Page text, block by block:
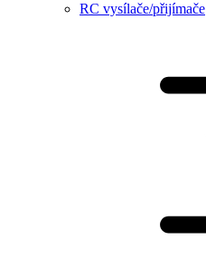
RC vysílače/přijímače